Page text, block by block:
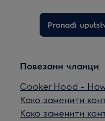
Pronađi
Повезани чланци
Cooker Hood -
Како заменити
Како заменити